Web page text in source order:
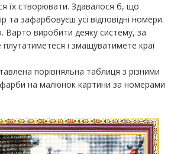
їх створювати. Здавалося б, що
та зафарбовуєш усі відповідні номери.
Варто виробити деяку систему, за
і змащуватимете краї
порівняльна таблиця з різними
на малюнок картини за номерами